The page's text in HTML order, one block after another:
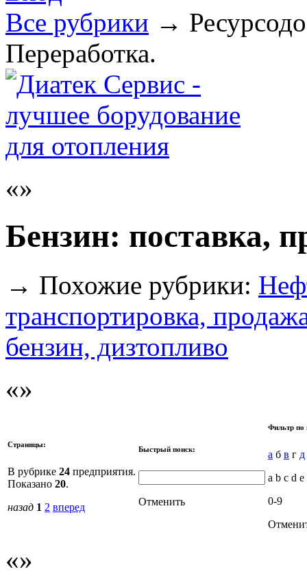
Все рубрики →
Переработка.
Бензин: поставка,
→ Похожие рубрики:
транспортировка,
бензин, дизтопливо
Страницы:
В рубрике 24 предприятия.
Показано 20.
назад 1 2 вперед
Быстрый поиск:
Отменить
Фильтр по
а б в г д
a b c d
0-9